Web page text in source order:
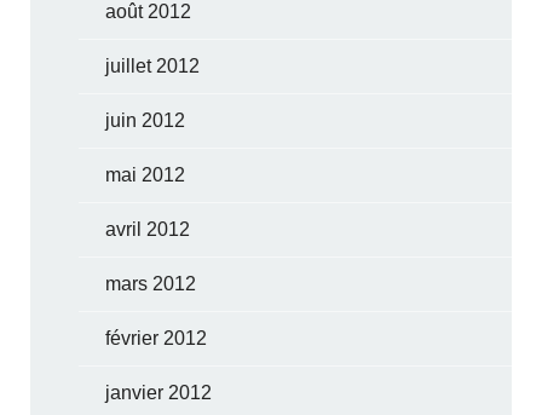
août 2012
juillet 2012
juin 2012
mai 2012
avril 2012
mars 2012
février 2012
janvier 2012